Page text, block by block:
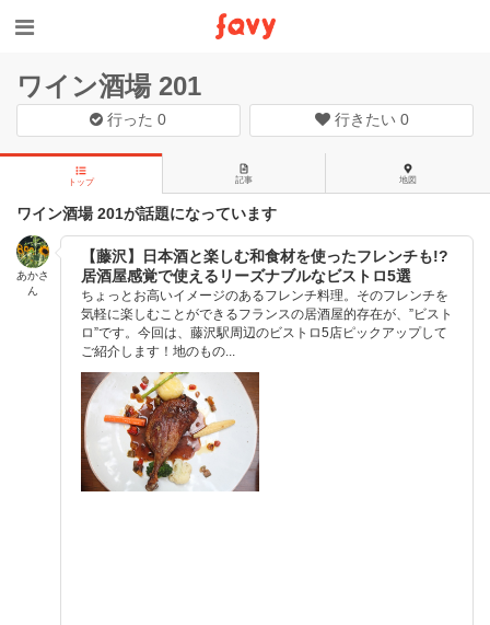
ワイン酒場 201
行った0 行きたい 0
トップ 記事 地図
ワイン酒場 201が話題になっています
あかさ
ん
【藤沢】日本酒と楽しむ和食材を使ったフレンチも!?
居酒屋感覚で使えるリーズナブルなビストロ5選
ちょっとお高いイメージのあるフレンチ料理。そのフレンチを
気軽に楽しむことができるフランスの居酒屋的存在が、”ビスト
ロ”です。今回は、藤沢駅周辺のビストロ5店ピックアップして
ご紹介します！地のもの...